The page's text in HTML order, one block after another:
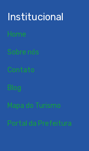
Institucional
Home
Sobre nós
Contato
Blog
Mapa do Turismo
Portal da Prefeitura